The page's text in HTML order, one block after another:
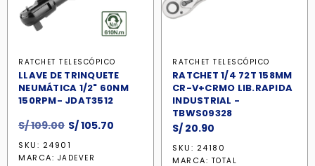
RATCHET TELESCÓPICO
LLAVE DE TRINQUETE
NEUMÁTICA 1/2" 60NM
150RPM- JDAT3512
S/109.00 El
precio
original
S/105.70
SKU: 24901
MARCA: JADEVER
RATCHET TELESCÓPICO
RATCHET 1/4 72T 158MM
CR-V+CRMO LIB.RAPIDA
INDUSTRIAL -
TBWS09328
S/ 20.90
SKU: 24180
MARCA: TOTAL